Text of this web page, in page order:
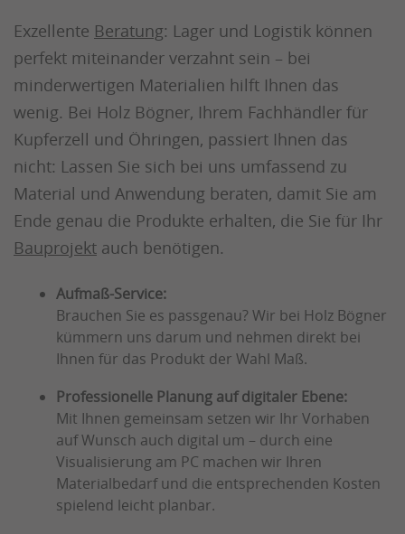
Exzellente Beratung: Lager und Logistik können
perfekt miteinander verzahnt sein – bei
minderwertigen Materialien hilft Ihnen das
wenig. Bei Holz Bögner, Ihrem Fachhändler für
Kupferzell und Öhringen, passiert Ihnen das
nicht: Lassen Sie sich bei uns umfassend zu
Material und Anwendung beraten, damit Sie am
Ende genau die Produkte erhalten, die Sie für Ihr
Bauprojekt auch benötigen.
Aufmaß-Service:
Brauchen Sie es passgenau? Wir bei Holz Bögner
kümmern uns darum und nehmen direkt bei
Ihnen für das Produkt der Wahl Maß.
Professionelle Planung auf digitaler Ebene:
Mit Ihnen gemeinsam setzen wir Ihr Vorhaben
auf Wunsch auch digital um – durch eine
Visualisierung am PC machen wir Ihren
Materialbedarf und die entsprechenden Kosten
spielend leicht planbar.